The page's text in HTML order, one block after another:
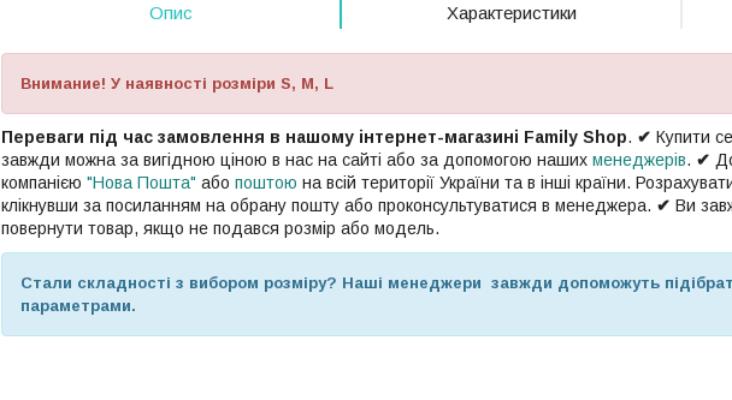
Опис Характеристики
Внимание! У наявності розміри S, M, L
Переваги під час замовлення в нашому інтернет-магазині Family Shop. ✔ Купити
завжди можна за вигідною ціною в нас на сайті або за допомогою наших менеджерів. ✔
компанією "Нова Пошта" або поштою на всій території України та в інші країни.
клікнувши за посиланням на обрану пошту або проконсультуватися в менеджера. ✔ Ви
повернути товар, якщо не подався розмір або модель.
Стали складності з вибором розміру? Наші менеджери завжди допоможуть
параметрами.